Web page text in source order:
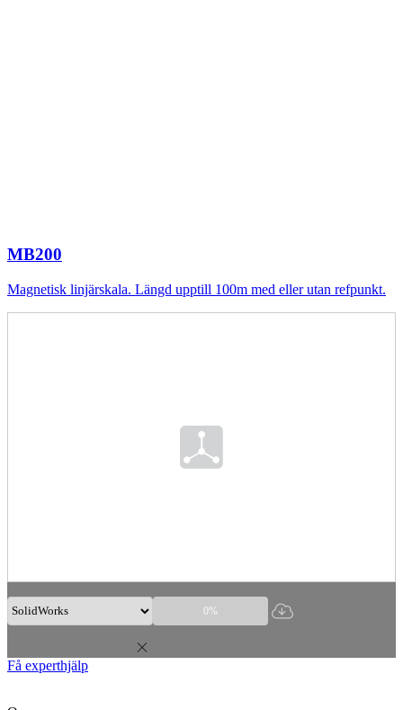
MB200
Magnetisk linjärskala. Längd upptill 100m med eller utan refpunkt.
0%
Få experthjälp